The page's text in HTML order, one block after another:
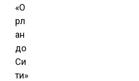
«О
рл
ан
до
Си
ти»